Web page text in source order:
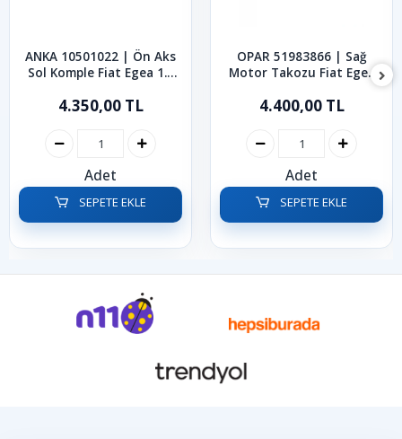
ANKA 10501022 | Ön Aks
Sol Komple Fiat Egea 1.4
4.350,00 TL
Adet
SEPETE EKLE
OPAR 51983866 | Sağ
Motor Takozu Fiat Egea
4.400,00 TL
Adet
SEPETE EKLE